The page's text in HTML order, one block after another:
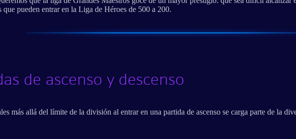
pueden entrar en la Liga de Héroes de 500 a 200.
de ascenso y descenso
más allá del límite de la división al entrar en una partida de ascenso se carga parte de la